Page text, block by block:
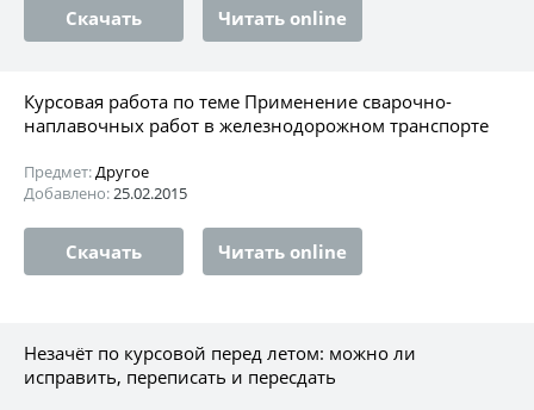
Скачать Читать online
Курсовая работа по теме Применение сварочно-
наплавочных работ в железнодорожном транспорте
Предмет:Другое
Добавлено:25.02.2015
Скачать Читать online
Незачёт по курсовой перед летом: можно ли
исправить, переписать и пересдать